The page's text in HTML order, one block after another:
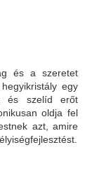
és a szeretet
egy
és szelíd erőt
oldja fel
azt, amire